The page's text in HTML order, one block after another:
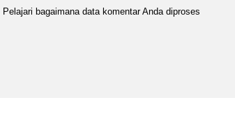
Pelajari bagaimana data komentar Anda diproses